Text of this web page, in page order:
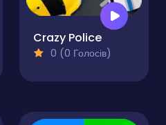
Crazy Police
0 (0 Голосів)